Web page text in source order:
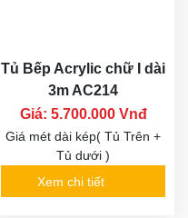
Tủ Bếp Acrylic chữ I dài
3m AC214
Giá: 5.700.000 Vnđ
Giá mét dài kép( Tủ Trên +
Tủ dưới )
Xem chi tiết